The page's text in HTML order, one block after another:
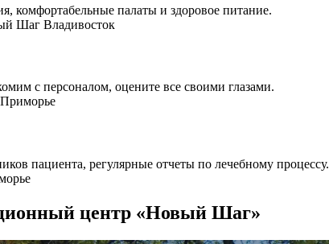
комфортабельные палаты и здоровое питание.
с персоналом, оцените все своими глазами.
пациента, регулярные отчеты по лечебному процессу.
центр «Новый Шаг»